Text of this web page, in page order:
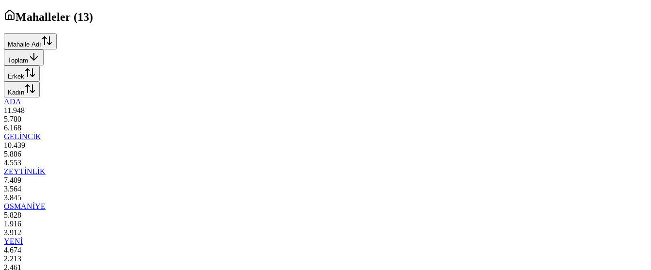
Mahalleler (13)
Mahalle Adı
Toplam
Erkek
Kadın
ADA
11.948
5.780
6.168
GELİNCİK
10.439
5.886
4.553
ZEYTİNLİK
7.409
3.564
3.845
OSMANİYE
5.828
1.916
3.912
YENİ
4.674
2.213
2.461